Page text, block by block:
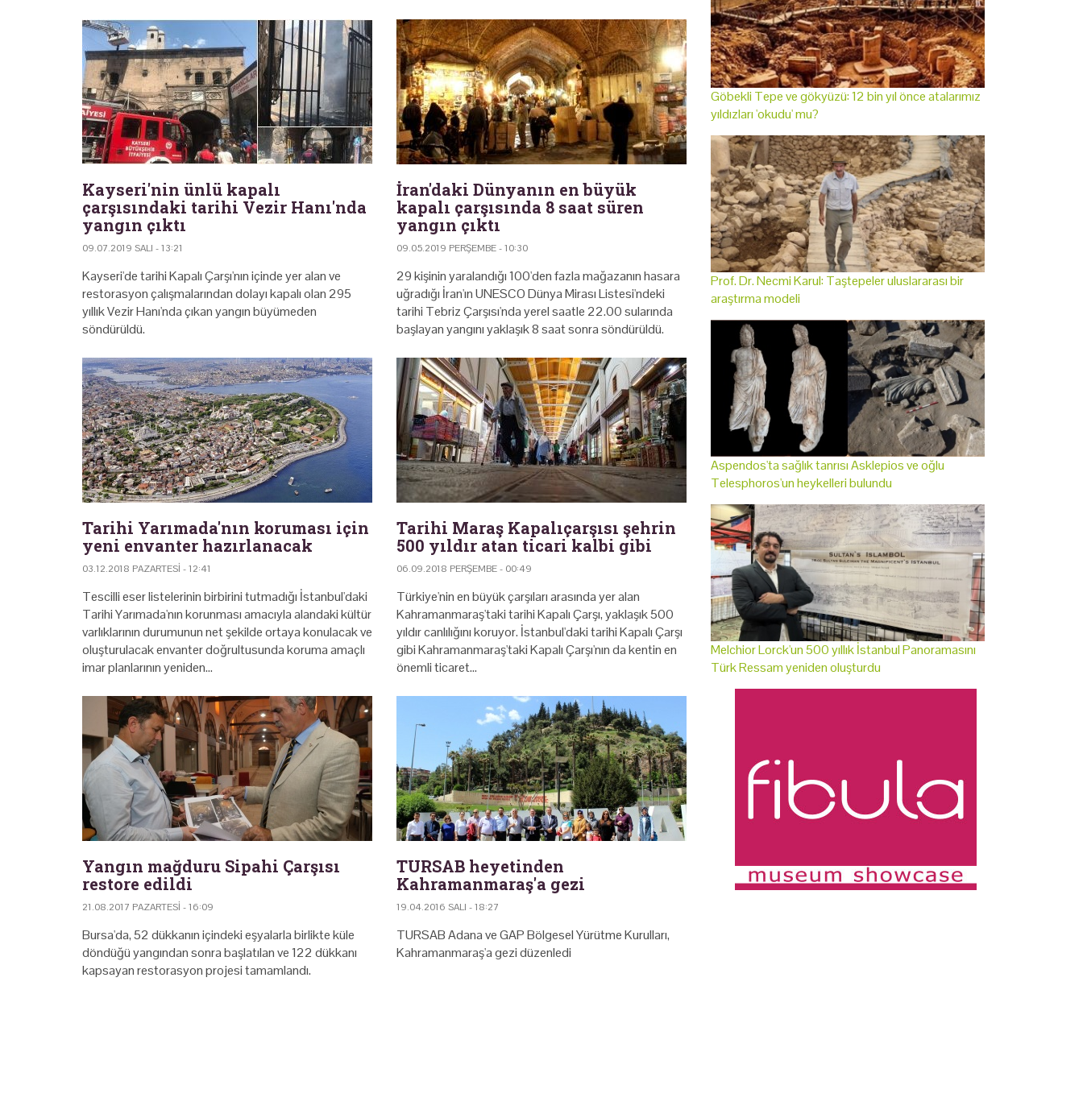
Kayseri'nin ünlü kapalı
çarşısındaki tarihi Vezir Hanı'nda
yangın çıktı
09.07.2019 SALI - 13:21
Kayseri'de tarihi Kapalı Çarşı'nın içinde yer alan ve
restorasyon çalışmalarından dolayı kapalı olan 295
yıllık Vezir Hanı'nda çıkan yangın büyümeden
söndürüldü.
İran'daki Dünyanın en büyük
kapalı çarşısında 8 saat süren
yangın çıktı
09.05.2019 PERŞEMBE - 10:30
29 kişinin yaralandığı 100'den fazla mağazanın hasara
uğradığı İran'ın UNESCO Dünya Mirası Listesi'ndeki
tarihi Tebriz Çarşısı'nda yerel saatle 22.00 sularında
başlayan yangını yaklaşık 8 saat sonra söndürüldü.
Tarihi Yarımada'nın koruması için
yeni envanter hazırlanacak
03.12.2018 PAZARTESI - 12:41
Tescilli eser listelerinin birbirini tutmadığı İstanbul'daki
Tarihi Yarımada'nın korunması amacıyla alandaki kültür
varlıklarının durumunun net şekilde ortaya konulacak ve
oluşturulacak envanter doğrultusunda koruma amaçlı
imar planlarının yeniden…
Tarihi Maraş Kapalıçarşısı şehrin
500 yıldır atan ticari kalbi gibi
06.09.2018 PERŞEMBE - 00:49
Türkiye'nin en büyük çarşıları arasında yer alan
Kahramanmaraş'taki tarihi Kapalı Çarşı, yaklaşık 500
yıldır canlılığını koruyor. İstanbul'daki tarihi Kapalı Çarşı
gibi Kahramanmaraş'taki Kapalı Çarşı'nın da kentin en
önemli ticaret…
Yangın mağduru Sipahi Çarşısı
restore edildi
21.08.2017 PAZARTESI - 16:09
Bursa'da, 52 dükkanın içindeki eşyalarla birlikte küle
döndüğü yangından sonra başlatılan ve 122 dükkanı
kapsayan restorasyon projesi tamamlandı.
TURSAB heyetinden
Kahramanmaraş'a gezi
19.04.2016 SALI - 18:27
TURSAB Adana ve GAP Bölgesel Yürütme Kurulları,
Kahramanmaraş'a gezi düzenledi
Göbekli Tepe ve gökyüzü: 12 bin yıl önce atalarımız
yıldızları 'okudu' mu?
Prof. Dr. Necmi Karul: Taştepeler uluslararası bir
araştırma modeli
Aspendos'ta sağlık tanrısı Asklepios ve oğlu
Telesphoros'un heykelleri bulundu
Melchior Lorck'un 500 yıllık İstanbul Panoramasını
Türk Ressam yeniden oluşturdu